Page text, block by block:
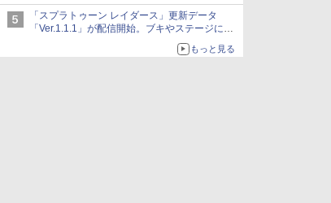
ーン開催！
「スプラトゥーン レイダース」更新データ
「Ver.1.1.1」が配信開始。ブキやステージに関
もっと見る